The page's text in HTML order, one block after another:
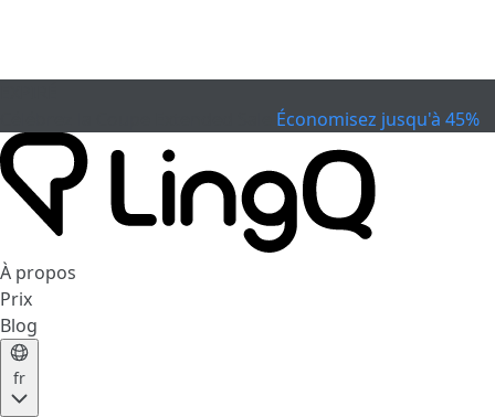
Économisez jusqu'à 45%
À propos
Prix
Blog
fr